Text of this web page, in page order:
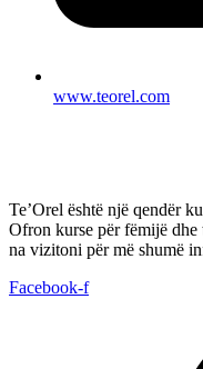
www.teorel.com
Te’Orel është një qendër
Ofron kurse për fëmijë dhe
na vizitoni për më shumë
Facebook-f